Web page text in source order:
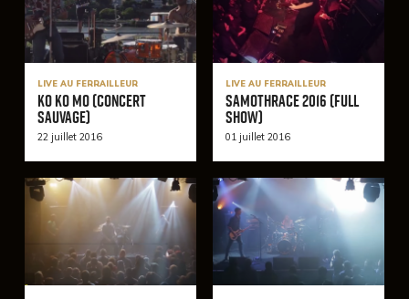
LIVE AU FERRAILLEUR
Ko Ko Mo (Concert
Sauvage)
22 juillet 2016
LIVE AU FERRAILLEUR
Samothrace 2016 (Full
Show)
01 juillet 2016